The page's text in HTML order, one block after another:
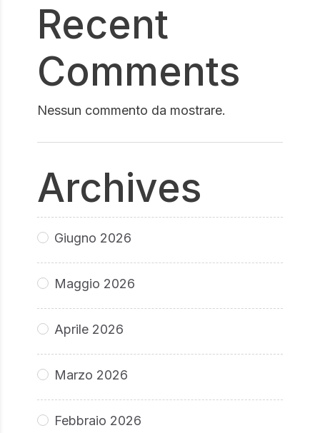
Recent
Comments
Nessun commento da mostrare.
Archives
Giugno 2026
Maggio 2026
Aprile 2026
Marzo 2026
Febbraio 2026